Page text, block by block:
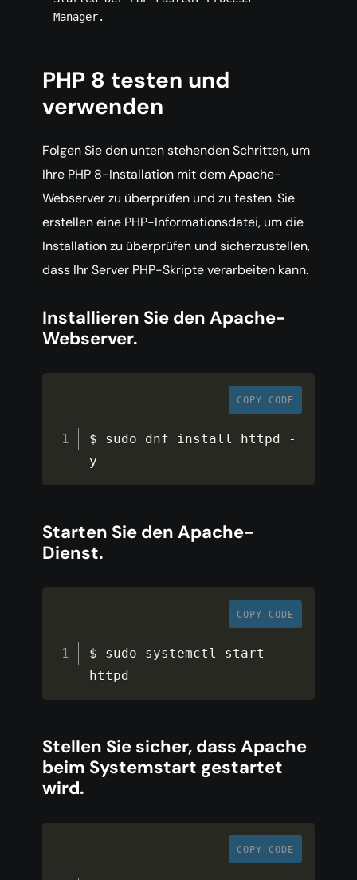
PHP 8 testen und
verwenden
Folgen Sie den unten stehenden Schritten, um
Ihre PHP 8-Installation mit dem Apache-
Webserver zu überprüfen und zu testen. Sie
erstellen eine PHP-Informationsdatei, um die
Installation zu überprüfen und sicherzustellen,
dass Ihr Server PHP-Skripte verarbeiten kann.
Installieren Sie den Apache-
Webserver.
COPY CODE
$ sudo dnf install httpd -
y
Starten Sie den Apache-
Dienst.
COPY CODE
$ sudo systemctl start
httpd
Stellen Sie sicher, dass Apache
beim Systemstart gestartet
wird.
COPY CODE